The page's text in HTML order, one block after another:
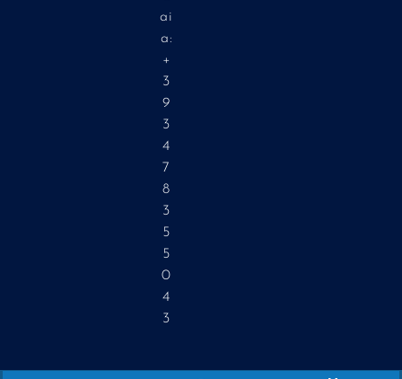
ai
a:
+
3
9
3
4
7
8
3
5
5
0
4
3